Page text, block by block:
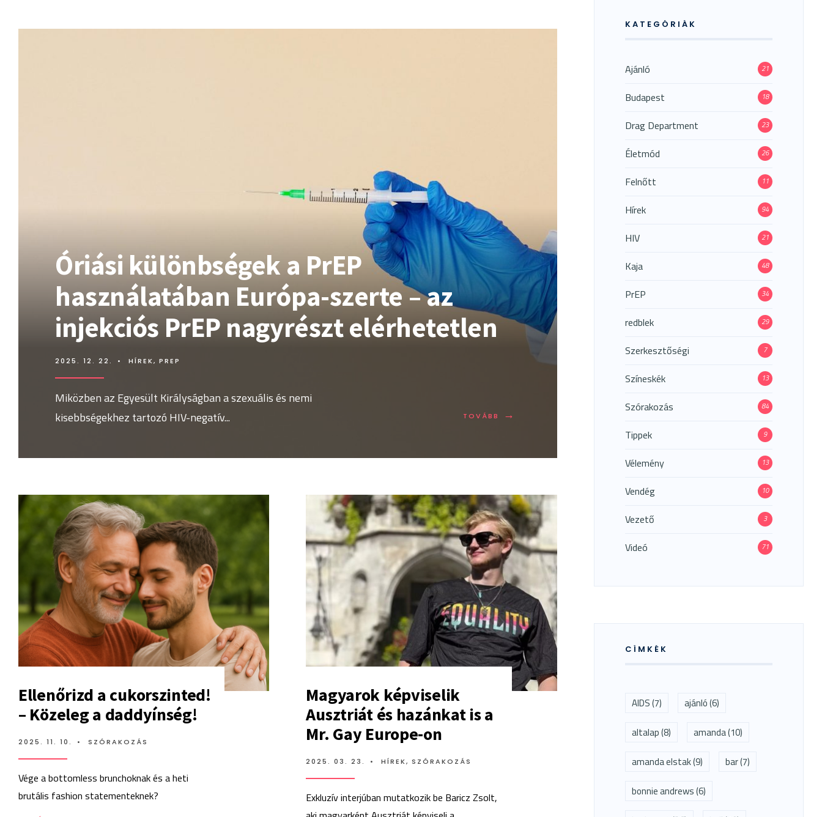
HAGYTAK
Óriási különbségek a PrEP
használatában Európa-szerte – az
injekciós PrEP nagyrészt elérhetetlen
2025. 12. 22. • HÍREK, PREP
Miközben az Egyesült Királyságban a szexuális és nemi
kisebbségekhez tartozó HIV-negatív... TOVÁBB →
TOVÁBB:
PREP
–
AZ
INJEKCIÓS
PREP
NAGYRÉSZT
ELÉRHETETLEN
Ellenőrizd a cukorszinted!
– Közeleg a daddyínség!
2025. 11. 10. • SZÓRAKOZÁS
Vége a bottomless brunchoknak és a heti
brutális fashion statementeknek?
Magyarok képviselik
Ausztriát és hazánkat is a
Mr. Gay Europe-on
2025. 03. 23. • HÍREK,SZÓRAKOZÁS
Exkluzív interjúban mutatkozik be Baricz Zsolt,
KATEGÓRIÁK
Ajánló 21
Budapest 18
Drag Department 23
Életmód 26
Felnőtt 11
Hírek 94
HIV 21
Kaja 48
PrEP 34
redblek 29
Szerkesztőségi 7
Színeskék 13
Szórakozás 84
Tippek 9
Vélemény 13
Vendég 10
Vezető 3
Videó 71
CÍMKÉK
AIDS(7) ajánló(6)
altalap(8) amanda(10)
amanda elstak(9) bar(7)
bonnie andrews(6)